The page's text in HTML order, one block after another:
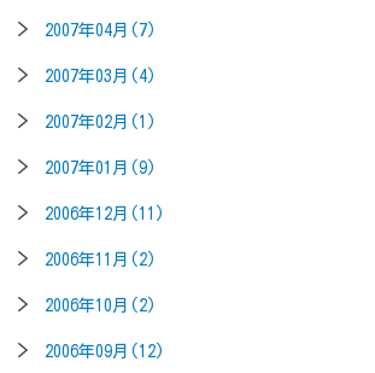
2007年04月(7)
2007年03月(4)
2007年02月(1)
2007年01月(9)
2006年12月(11)
2006年11月(2)
2006年10月(2)
2006年09月(12)